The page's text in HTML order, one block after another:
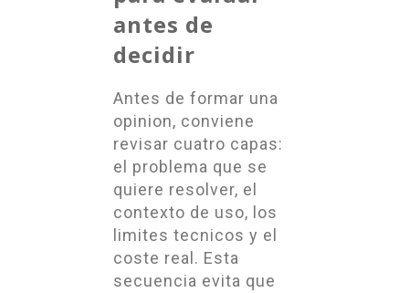
antes de
decidir
Antes de formar una
opinion, conviene
revisar cuatro capas:
el problema que se
quiere resolver, el
contexto de uso, los
limites tecnicos y el
coste real. Esta
secuencia evita que